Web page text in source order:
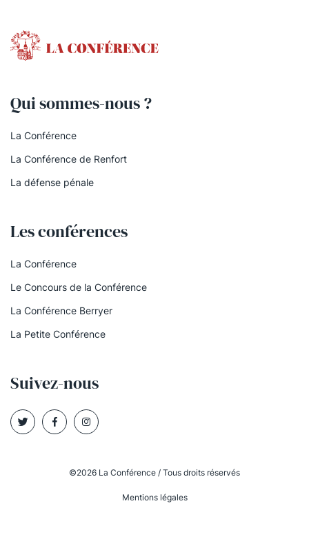
Qui sommes-nous ?
La Conférence
La Conférence de Renfort
La défense pénale
Les conférences
La Conférence
Le Concours de la Conférence
La Conférence Berryer
La Petite Conférence
Suivez-nous
©2026 La Conférence / Tous droits réservés
Mentions légales